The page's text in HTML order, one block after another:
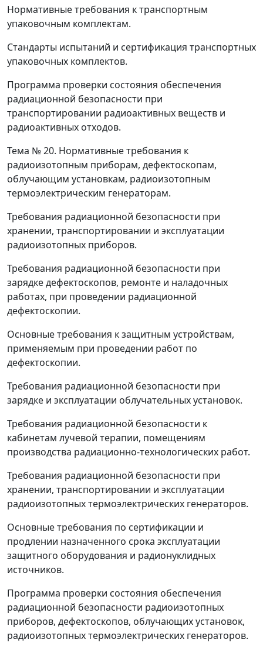
Нормативные требования к транспортным
упаковочным комплектам.
Стандарты испытаний и сертификация транспортных
упаковочных комплектов.
Программа проверки состояния обеспечения
радиационной безопасности при
транспортировании радиоактивных веществ и
радиоактивных отходов.
Тема № 20. Нормативные требования к
радиоизотопным приборам, дефектоскопам,
облучающим установкам, радиоизотопным
термоэлектрическим генераторам.
Требования радиационной безопасности при
хранении, транспортировании и эксплуатации
радиоизотопных приборов.
Требования радиационной безопасности при
зарядке дефектоскопов, ремонте и наладочных
работах, при проведении радиационной
дефектоскопии.
Основные требования к защитным устройствам,
применяемым при проведении работ по
дефектоскопии.
Требования радиационной безопасности при
зарядке и эксплуатации облучательных установок.
Требования радиационной безопасности к
кабинетам лучевой терапии, помещениям
производства радиационно-технологических работ.
Требования радиационной безопасности при
хранении, транспортировании и эксплуатации
радиоизотопных термоэлектрических генераторов.
Основные требования по сертификации и
продлении назначенного срока эксплуатации
защитного оборудования и радионуклидных
источников.
Программа проверки состояния обеспечения
радиационной безопасности радиоизотопных
приборов, дефектоскопов, облучающих установок,
радиоизотопных термоэлектрических генераторов.